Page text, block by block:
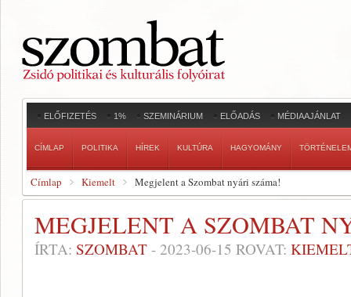
ELŐFIZETÉS 1% SZEMINÁRIUM ELŐADÁS MÉDIAAJÁNLAT
CÍMLAP POLITIKA HÍREK KULTÚRA HAGYOMÁNY
Címlap Kiemelt Megjelent a Szombat nyári száma!
MEGJELENT A SZOMBAT
ÍRTA: SZOMBAT - 2023-06-15 ROVAT: